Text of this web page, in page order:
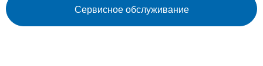
Сервисное обслуживание